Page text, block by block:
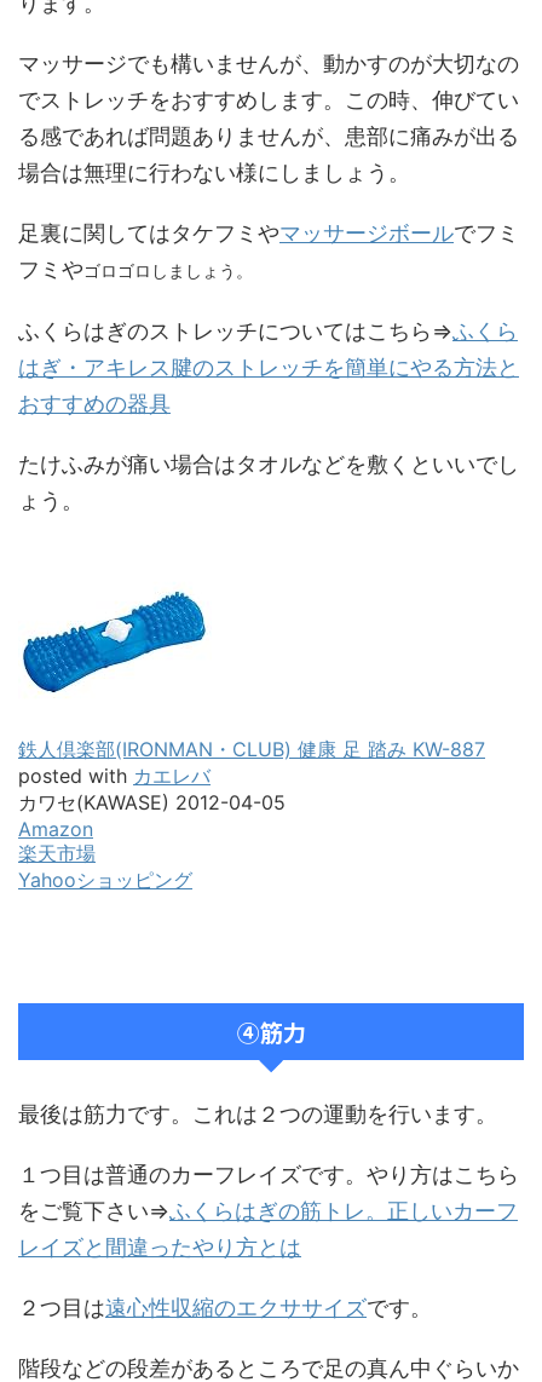
マッサージでも構いませんが、動かすのが大切なの
でストレッチをおすすめします。この時、伸びてい
る感であれば問題ありませんが、患部に痛みが出る
場合は無理に行わない様にしましょう。
足裏に関してはタケフミやマッサージボールでフミ
フミやゴロゴロ しましょう。
ふくらはぎのストレッチについてはこちら⇒ふくら
はぎ・アキレス腱のストレッチを簡単にやる方法と
おすすめの器具
たけふみが痛い場合はタオルなどを敷くといいでし
ょう。
鉄人倶楽部(IRONMAN・CLUB) 健康 足 踏み KW-887
posted with カエレバ
カワセ(KAWASE) 2012-04-05
Amazon
楽天市場
Yahooショッピング
④筋力
最後は筋力です。これは２つの運動を行います。
１つ目は普通のカーフレイズです。やり方はこちら
をご覧下さい⇒ふくらはぎの筋トレ。正しいカーフ
レイズと間違ったやり方とは
２つ目は遠心性収縮のエクササイズです。
階段などの段差があるところで足の真ん中ぐらいか